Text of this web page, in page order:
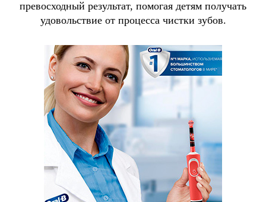
превосходный результат, помогая детям получать
удовольствие от процесса чистки зубов.